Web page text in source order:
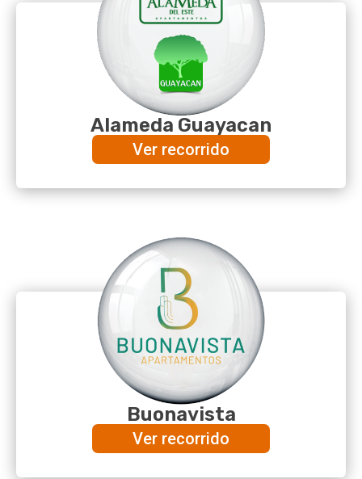
Alameda Guayacan
Ver recorrido
Buonavista
Ver recorrido